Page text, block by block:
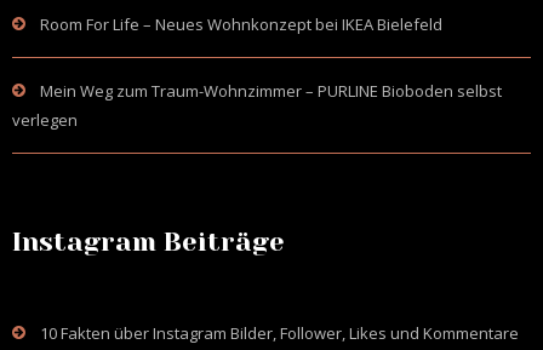
Room For Life – Neues Wohnkonzept bei IKEA Bielefeld
Mein Weg zum Traum-Wohnzimmer – PURLINE Bioboden selbst
verlegen
Instagram Beiträge
10 Fakten über Instagram Bilder, Follower, Likes und Kommentare